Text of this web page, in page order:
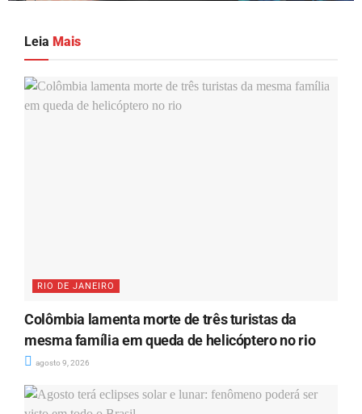
Leia Mais
RIO DE JANEIRO
Colômbia lamenta morte de três turistas da
mesma família em queda de helicóptero no rio
agosto 9, 2026